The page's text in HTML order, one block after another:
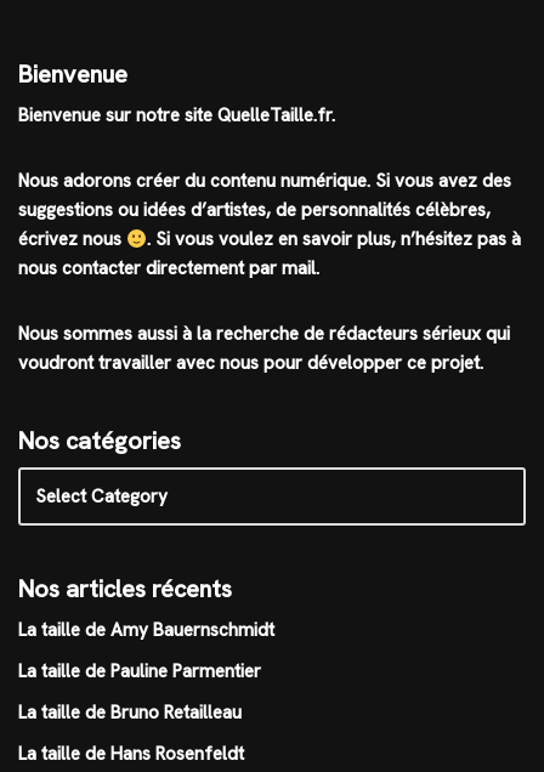
Bienvenue
Bienvenue sur notre site QuelleTaille.fr.
Nous adorons créer du contenu numérique. Si vous avez des
suggestions ou idées d’artistes, de personnalités célèbres,
écrivez nous
. Si vous voulez en savoir plus, n’hésitez pas à
nous contacter directement par mail.
Nous sommes aussi à la recherche de rédacteurs sérieux qui
voudront travailler avec nous pour développer ce projet.
Nos catégories
Nos articles récents
La taille de Amy Bauernschmidt
La taille de Pauline Parmentier
La taille de Bruno Retailleau
La taille de Hans Rosenfeldt